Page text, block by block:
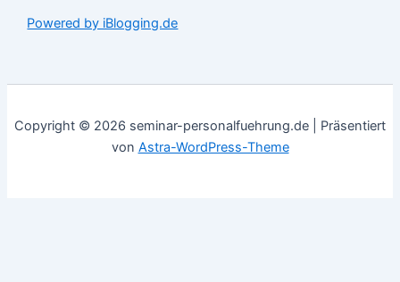
Powered by iBlogging.de
Copyright © 2026 seminar-personalfuehrung.de | Präsentiert
von Astra-WordPress-Theme